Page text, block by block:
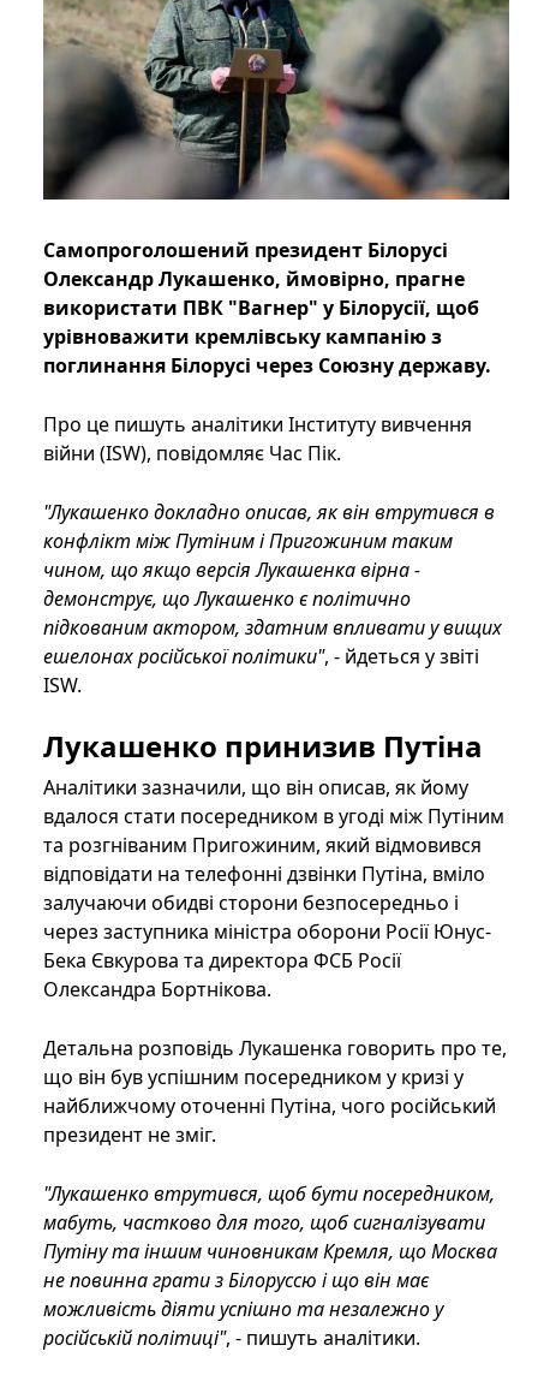
Самопроголошений президент Білорусі
Олександр Лукашенко, ймовірно, прагне
використати ПВК "Вагнер" у Білорусії, щоб
урівноважити кремлівську кампанію з
поглинання Білорусі через Союзну державу.
Про це пишуть аналітики Інституту вивчення
війни (ISW), повідомляє Час Пік.
"Лукашенко докладно описав, як він втрутився в
конфлікт між Путіним і Пригожиним таким
чином, що якщо версія Лукашенка вірна -
демонструє, що Лукашенко є політично
підкованим актором, здатним впливати у вищих
ешелонах російської політики", - йдеться у звіті
ISW.
Лукашенко принизив Путіна
Аналітики зазначили, що він описав, як йому
вдалося стати посередником в угоді між Путіним
та розгніваним Пригожиним, який відмовився
відповідати на телефонні дзвінки Путіна, вміло
залучаючи обидві сторони безпосередньо і
через заступника міністра оборони Росії Юнус-
Бека Євкурова та директора ФСБ Росії
Олександра Бортнікова.
Детальна розповідь Лукашенка говорить про те,
що він був успішним посередником у кризі у
найближчому оточенні Путіна, чого російський
президент не зміг.
"Лукашенко втрутився, щоб бути посередником,
мабуть, частково для того, щоб сигналізувати
Путіну та іншим чиновникам Кремля, що Москва
не повинна грати з Білоруссю і що він має
можливість діяти успішно та незалежно у
російській політиці", - пишуть аналітики.